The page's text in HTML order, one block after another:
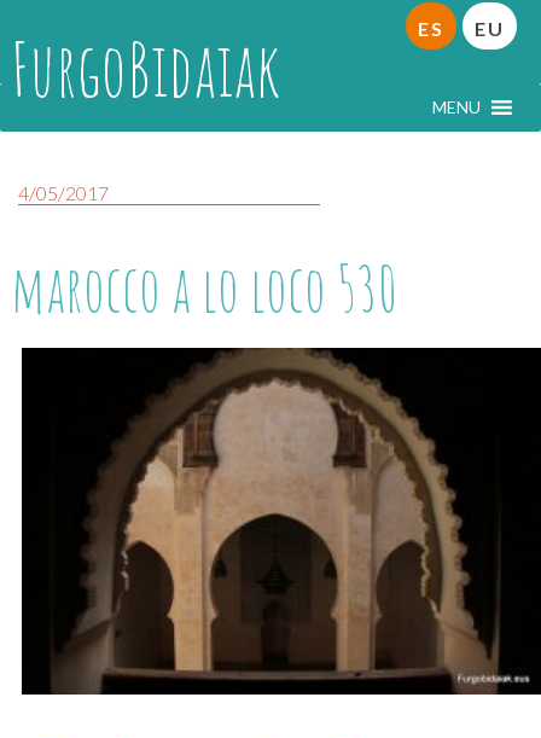
FurgoBidaiak MENU
ES EU
4/05/2017
marocco a lo loco 530